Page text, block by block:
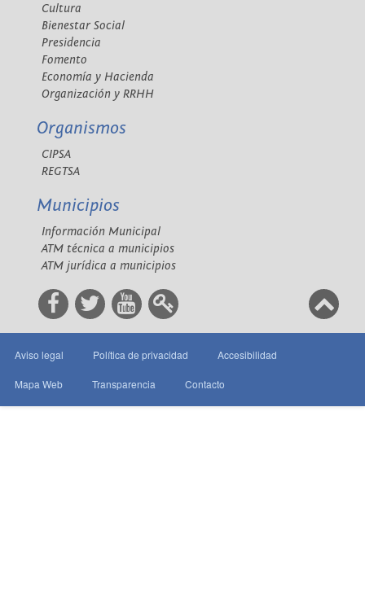
Cultura
Bienestar Social
Presidencia
Fomento
Economía y Hacienda
Organización y RRHH
Organismos
CIPSA
REGTSA
Municipios
Información Municipal
ATM técnica a municipios
ATM jurídica a municipios
Aviso legal Política de privacidad Accesibilidad
Mapa Web Transparencia Contacto